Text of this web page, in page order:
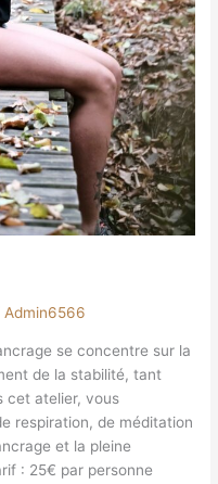
Admin6566
se concentre sur la
de la stabilité, tant
cet atelier, vous
respiration, de méditation
et la pleine
: 25€ par personne